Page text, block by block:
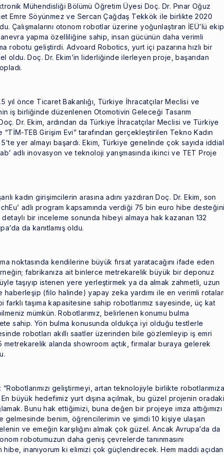
Mühendisliği Bölümü Öğretim Üyesi Doç. Dr. Pınar Oğuz
Emre Söyünmez ve Sercan Çağdaş Tekkök ile birlikte 2020
Çalışmalarını otonom robotlar üzerine yoğunlaştıran İEÜ’lü
yapma özelliliğine sahip, insan gücünün daha verimli
robotu geliştirdi. Advoard Robotics, yurt içi pazarına hızlı bir
oldu. Doç. Dr. Ekim’in liderliğinde ilerleyen proje, başarıdan
yıl önce Ticaret Bakanlığı, Türkiye İhracatçılar Meclisi ve
iş birliğinde düzenlenen Otomotivin Geleceği Tasarım
Dr. Ekim, ardından da Türkiye İhracatçılar Meclisi ve Türkiye
TEB Girişim Evi” tarafından gerçekleştirilen Tekno Kadın
yer almayı başardı. Ekim, Türkiye genelinde çok sayıda
adlı inovasyon ve teknoloji yarışmasında ikinci ve TET Proje
kadın girişimcilerin arasına adını yazdıran Doç. Dr. Ekim, son
adlı program kapsamında verdiği 75 bin euro hibe
detaylı bir inceleme sonunda hibeyi almaya hak kazanan 132
da kanıtlamış oldu.
noktasında kendilerine büyük fırsat yaratacağını ifade eden
fabrikanıza ait binlerce metrekarelik büyük bir deponuz
taşıyıp istenen yere yerleştirmek ya da almak zahmetli, uzun
(filo halinde) yapay zeka yardımı ile en verimli
taşıma kapasitesine sahip robotlarımız sayesinde, üç kat
mümkün. Robotlarımız, belirlenen konumu bulma
sahip. Yön bulma konusunda oldukça iyi olduğu testlerle
robotları akıllı saatler üzerinden bile gözlemleyip iş emri
metrekarelik alanda showroom açtık, firmalar buraya gelerek
geliştirmeyi, artan teknolojiyle birlikte robotlarımıza
büyük hedefimiz yurt dışına açılmak, bu güzel projenin
Bunu hak ettiğimizi, buna değen bir projeye imza attığımızı
gelmesinde benim, öğrencilerimin ve şimdi 10 kişiye ulaşan
ve emeğin karşılığını almak çok güzel. Ancak Avrupa’da da
robotumuzun daha geniş çevrelerde tanınmasını
inanıyorum ki elimizi çok güçlendirecek. Hem maddi açıdan